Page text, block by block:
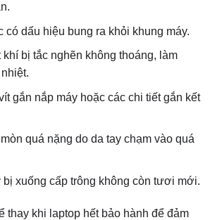
có dấu hiệu bung ra khỏi khung máy.
bị tắc nghẽn không thoáng, làm
gắn nắp máy hoặc các chi tiết gắn kết
quá nặng do da tay chạm vào quá
bị xuống cấp trông không còn tươi mới.
thay khi laptop hết bảo hành để đảm